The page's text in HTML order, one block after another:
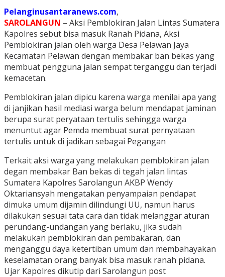
Pelanginusantaranews.com,
SAROLANGUN – Aksi Pemblokiran Jalan Lintas Sumatera
Kapolres sebut bisa masuk Ranah Pidana, Aksi
Pemblokiran jalan oleh warga Desa Pelawan Jaya
Kecamatan Pelawan dengan membakar ban bekas yang
membuat pengguna jalan sempat terganggu dan terjadi
kemacetan.
Pemblokiran jalan dipicu karena warga menilai apa yang
di janjikan hasil mediasi warga belum mendapat jaminan
berupa surat peryataan tertulis sehingga warga
menuntut agar Pemda membuat surat pernyataan
tertulis untuk di jadikan sebagai Pegangan
Terkait aksi warga yang melakukan pemblokiran jalan
degan membakar Ban bekas di tegah jalan lintas
Sumatera Kapolres Sarolangun AKBP Wendy
Oktariansyah mengatakan penyampaian pendapat
dimuka umum dijamin dilindungi UU, namun harus
dilakukan sesuai tata cara dan tidak melanggar aturan
perundang-undangan yang berlaku, jika sudah
melakukan pemblokiran dan pembakaran, dan
menganggu daya ketertiban umum dan membahayakan
keselamatan orang banyak bisa masuk ranah pidana.
Ujar Kapolres dikutip dari Sarolangun post